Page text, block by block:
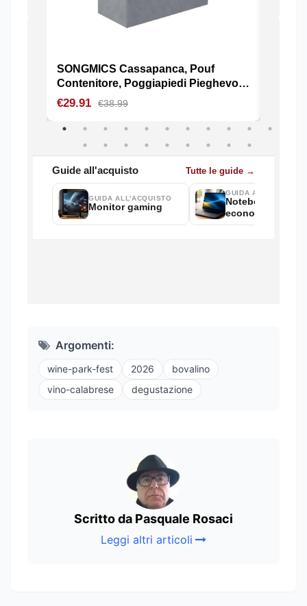
Argomenti:
wine-park-fest 2026
bovalino
vino-calabrese
degustazione
Scritto da Pasquale Rosaci
Leggi altri articoli